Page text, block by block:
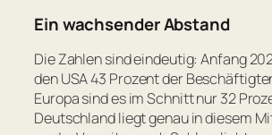
Ein wachsender Abstand
Die Zahlen sind eindeutig: Anfang
den USA 43 Prozent der
Europa sind es im Schnitt nur 32
Deutschland liegt genau in diesem